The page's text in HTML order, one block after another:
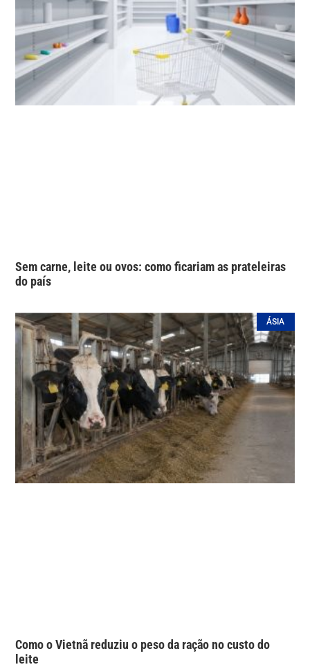
Sem carne, leite ou ovos: como ficariam as prateleiras
do país
ÁSIA
Como o Vietnã reduziu o peso da ração no custo do
leite